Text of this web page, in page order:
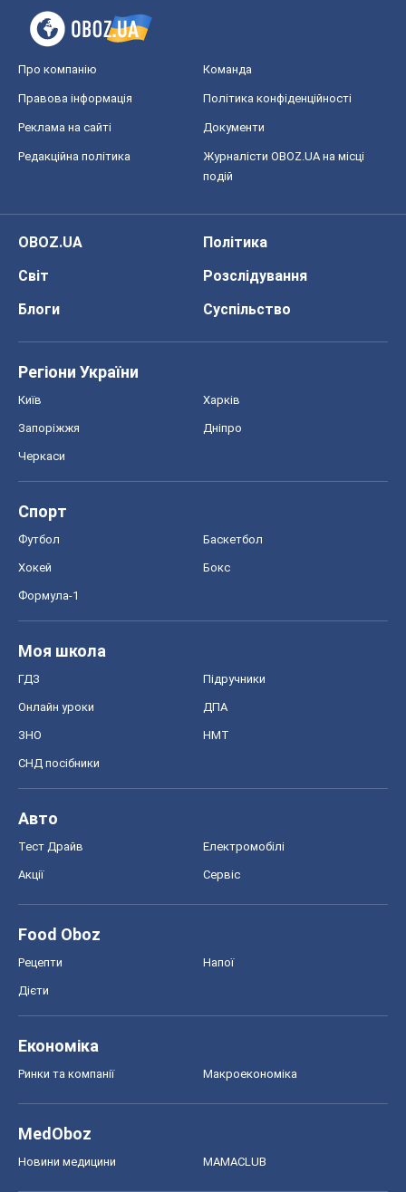
Про компанію Команда
Правова інформація Політика конфіденційності
Реклама на сайті Документи
Редакційна політика
Журналісти OBOZ.UA на місці
подій
OBOZ.UA
Політика
Світ
Розслідування
Блоги
Суспільство
Регіони України
Київ Харків
Запоріжжя Дніпро
Черкаси
Спорт
Футбол Баскетбол
Хокей Бокс
Формула-1
Моя школа
ГДЗ Підручники
Онлайн уроки ДПА
ЗНО НМТ
СНД посібники
Авто
Тест Драйв Електромобілі
Акції Сервіс
Food Oboz
Рецепти Напої
Дієти
Економіка
Ринки та компанії Макроекономіка
MedOboz
Новини медицини MAMACLUB